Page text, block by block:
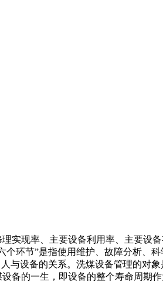
实现率、主要设备利用率、主要设
个环节”是指使用维护、故障分析、
与设备的关系。洗煤设备管理的对
备的一生，即设备的整个寿命周期